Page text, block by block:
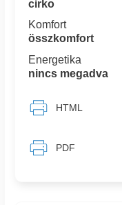
cirko
Komfort
összkomfort
Energetika
nincs megadva
HTML
PDF